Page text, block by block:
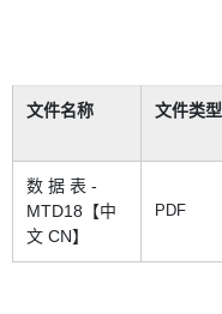
文件名称 文件类型
数 据 表 -
MTD18【中
文 CN】
PDF